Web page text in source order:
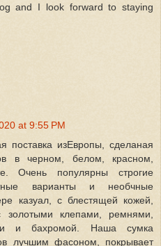
and I look forward to staying
at 9:55 PM
поставка изЕвропы, сделаная
в черном, белом, красном,
Очень популярны строгие
варианты и необчные
казуал, с блестящей кожей,
золотыми клепами, ремнями,
и бахромой. Наша сумка
лучшим фасоном, покрывает